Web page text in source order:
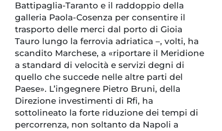
Battipaglia-Taranto e il raddoppio della
galleria Paola-Cosenza per consentire il
trasporto delle merci dal porto di Gioia
Tauro lungo la ferrovia adriatica –, volti, ha
scandito Marchese, a «riportare il Meridione
a standard di velocità e servizi degni di
quello che succede nelle altre parti del
Paese». L’ingegnere Pietro Bruni, della
Direzione investimenti di Rfi, ha
sottolineato la forte riduzione dei tempi di
percorrenza, non soltanto da Napoli a